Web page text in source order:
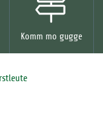
Komm mo gugge